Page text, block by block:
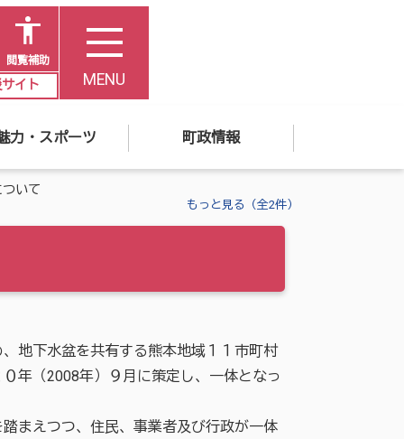
閲覧補助
イト MENU
力・スポーツ 町政情報
いて
もっと見る（全2件）
地下水盆を共有する熊本地域１１市町村
年（2008年）９月に策定し、一体となっ
まえつつ、住民、事業者及び行政が一体